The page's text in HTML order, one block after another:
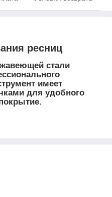
ресниц
стали
имеет
для удобного